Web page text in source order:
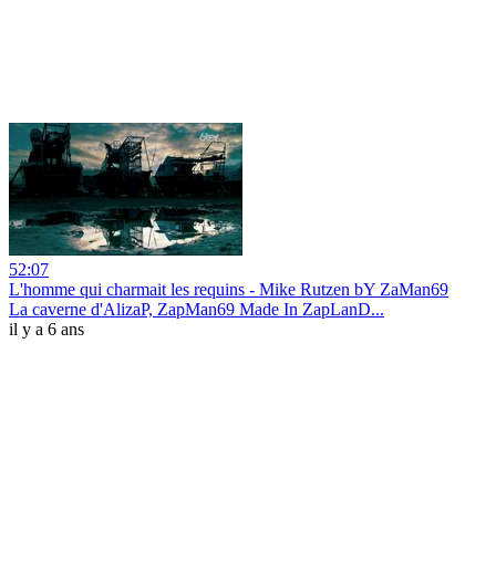
52:07
L'homme qui charmait les requins - Mike Rutzen bY ZaMan69
La caverne d'AlizaP, ZapMan69 Made In ZapLanD...
il y a 6 ans